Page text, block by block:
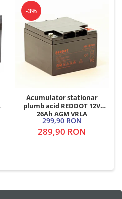
-3%
Acumulator stationar
plumb acid REDDOT 12V
26Ah AGM VRLA
299,90 RON
289,90 RON